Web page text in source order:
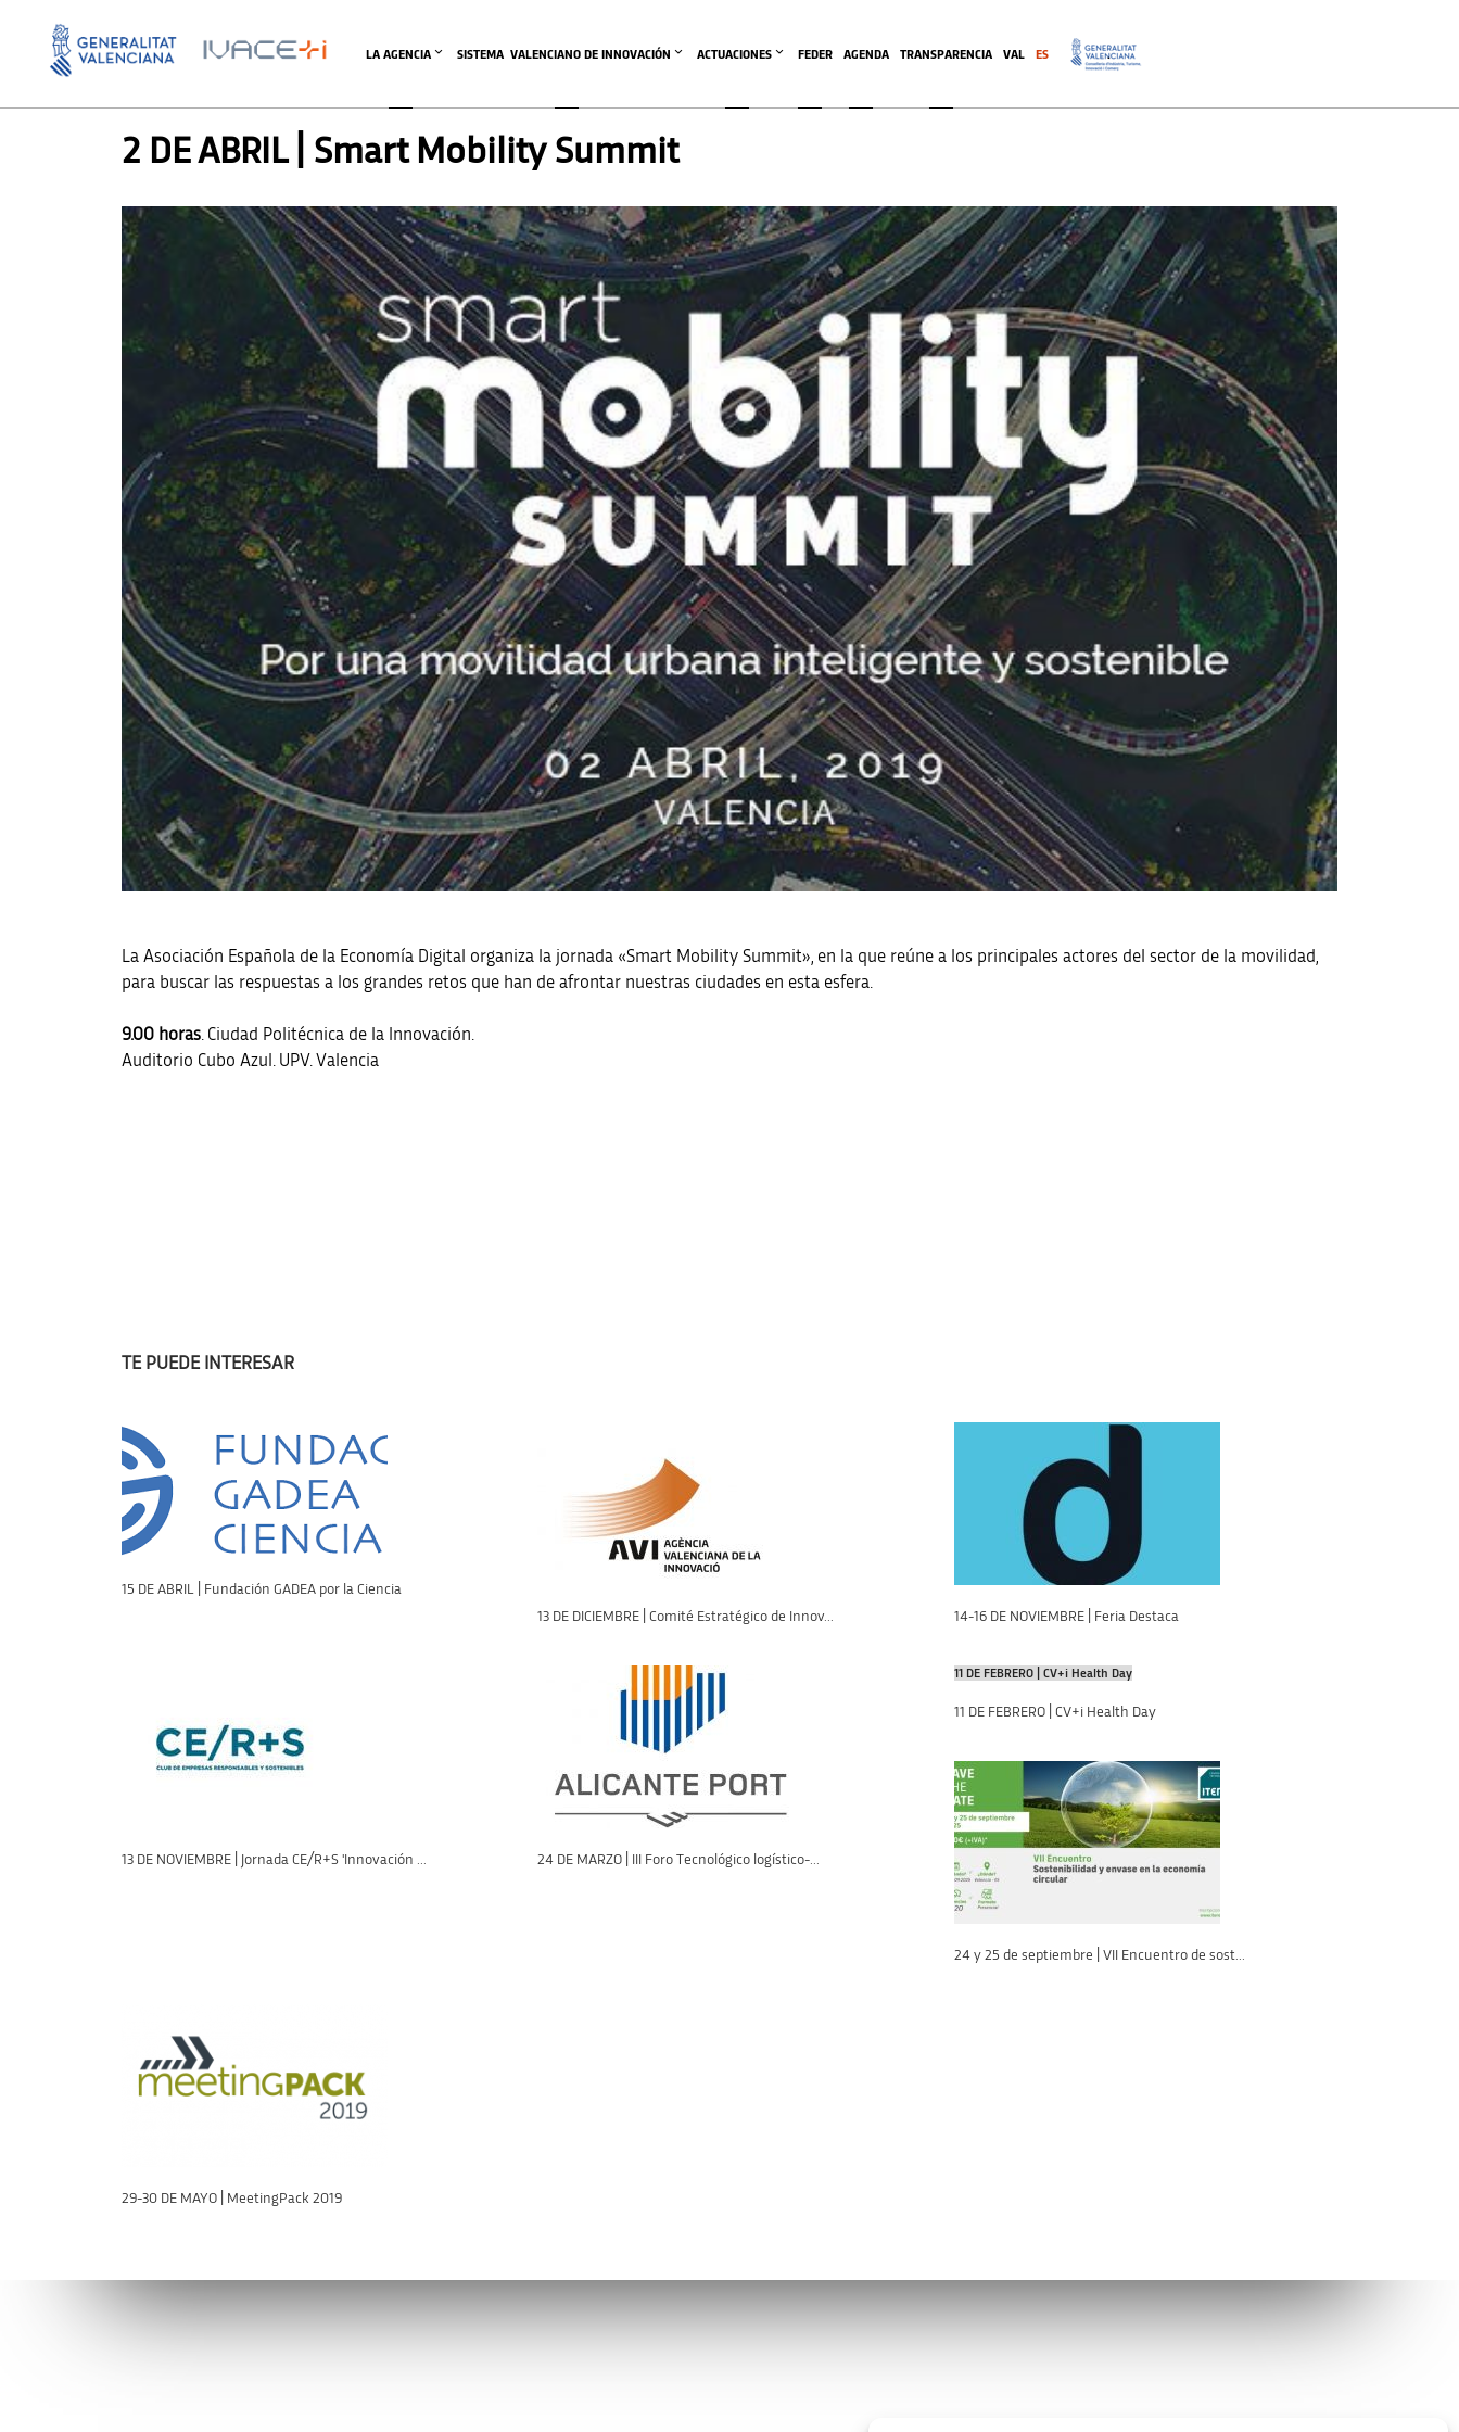
LA AGENCIA SISTEMA  VALENCIANO DE INNOVACIÓN ACTUACIONES FEDER AGENDA TRANSPARENCIA .
VAL ES
AGENDA SVI ,SIN CATEGORIZAR
2 DE ABRIL | Smart Mobility Summit
La Asociación Española de la Economía Digital organiza la jornada «Smart Mobility Summit», en la que reúne a los principales actores del sector de la movilidad,
para buscar las respuestas a los grandes retos que han de afrontar nuestras ciudades en esta esfera.
9.00 horas . Ciudad Politécnica de la Innovación.
Auditorio Cubo Azul. UPV. Valencia
TE PUEDE INTERESAR
15 DE ABRIL | Fundación GADEA por la Ciencia
13 DE DICIEMBRE | Comité Estratégico de Innov...
14-16 DE NOVIEMBRE | Feria Destaca
13 DE NOVIEMBRE | Jornada CE/R+S 'Innovación ... 24 DE MARZO | III Foro Tecnológico logístico-...
11 DE FEBRERO | CV+i Health Day
11 DE FEBRERO | CV+i Health Day
24 y 25 de septiembre | VII Encuentro de sost...
29-30 DE MAYO | MeetingPack 2019